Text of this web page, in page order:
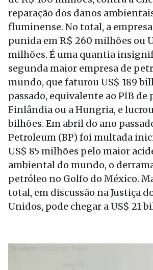
reparação dos danos
fluminense. No total, a
punida em R$ 260 milhões ou
milhões. É uma quantia
segunda maior empresa de
mundo, que faturou US$ 189
passado, equivalente ao PIB de
Finlândia ou a Hungria, e lucrou
bilhões. Em abril do ano
Petroleum (BP) foi multada
US$ 85 milhões pelo maior
ambiental do mundo, o
petróleo no Golfo do México.
total, em discussão na Justiça
Unidos, pode chegar a US$ 21